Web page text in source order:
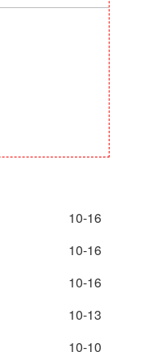
10-16
10-16
10-16
10-13
10-10